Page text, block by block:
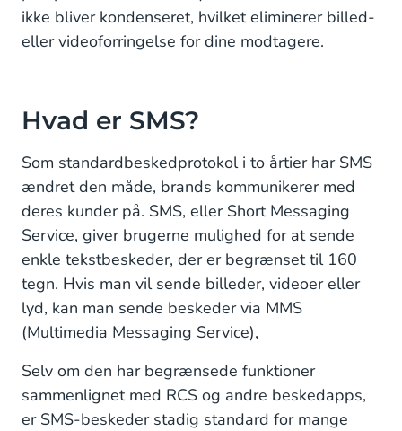
ikke bliver kondenseret, hvilket eliminerer billed-
eller videoforringelse for dine modtagere.
Hvad er SMS?
Som standardbeskedprotokol i to årtier har SMS
ændret den måde, brands kommunikerer med
deres kunder på. SMS, eller Short Messaging
Service, giver brugerne mulighed for at sende
enkle tekstbeskeder, der er begrænset til 160
tegn. Hvis man vil sende billeder, videoer eller
lyd, kan man sende beskeder via MMS
(Multimedia Messaging Service),
Selv om den har begrænsede funktioner
sammenlignet med RCS og andre beskedapps,
er SMS-beskeder stadig standard for mange